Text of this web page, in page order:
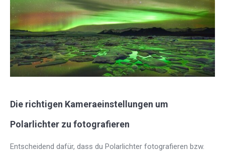
Die richtigen Kameraeinstellungen um
Polarlichter zu fotografieren
Entscheidend dafür, dass du Polarlichter fotografieren bzw.